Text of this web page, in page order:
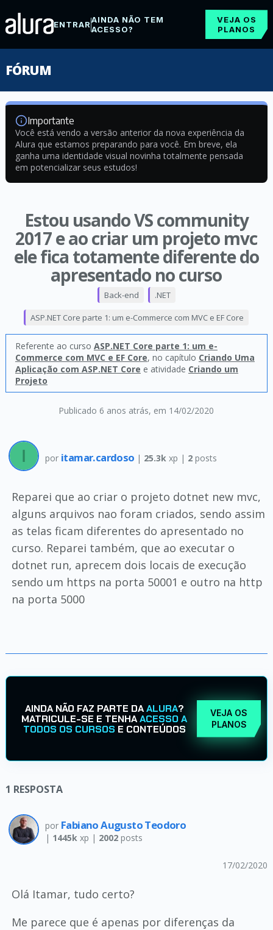
ENTRARAINDA NÃO TEM
ACESSO?
VEJA OS
PLANOS
FÓRUM
Importante
Você está vendo a versão anterior da nova experiência da
Alura que estamos preparando para você. Em breve, ela
ganha uma identidade visual novinha totalmente pensada
em potencializar seus estudos!
Estou usando VS community
2017 e ao criar um projeto mvc
ele fica totamente diferente do
apresentado no curso
Publicado 6 anos atrás, em 14/02/2020
Back-end .NET
ASP.NET Core parte 1: um e-Commerce com MVC e EF Core
Referente ao curso ASP.NET Core parte 1: um e-
Commerce com MVC e EF Core, no capítulo Criando Uma
Aplicação com ASP.NET Core e atividade Criando um
Projeto
por itamar.cardoso | 25.3k xp | 2posts
Reparei que ao criar o projeto dotnet new mvc,
alguns arquivos nao foram criados, sendo assim
as telas ficam diferentes do apresentado no
curso. Reparei também, que ao executar o
dotnet run, aprecem dois locais de execução
sendo um https na porta 50001 e outro na http
na porta 5000
AINDA NÃO FAZ PARTE DAALURA?
MATRICULE-SE E TENHAACESSO A
TODOS OS CURSOS E CONTEÚDOS
VEJA OS
PLANOS
1 RESPOSTA
por Fabiano Augusto Teodoro
| 1445kxp | 2002posts
17/02/2020
Olá Itamar, tudo certo?
Me parece que é apenas por diferenças da